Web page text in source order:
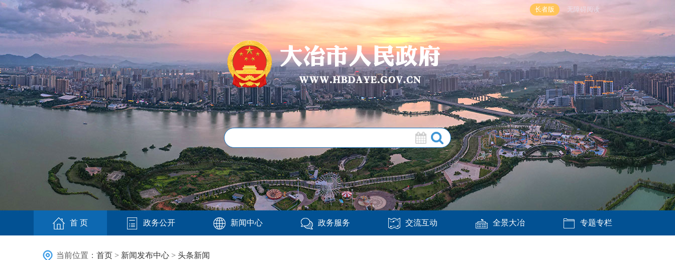
长者版 无障碍阅读
首 页 政务公开 新闻中心 政务服务 交流互动 全景大冶 专题专栏
当前位置： 首页 > 新闻发布中心 > 头条新闻